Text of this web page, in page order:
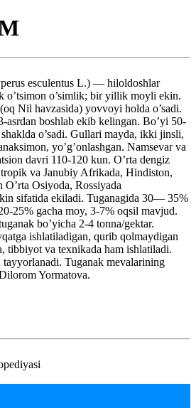
esculentus L.) — hiloldoshlar
o’tsimon o’simlik; bir yillik moyli ekin.
Nil havzasida) yovvoyi holda o’sadi.
asrdan boshlab ekib kelingan. Bo’yi 50-
o’sadi. Gullari mayda, ikki jinsli,
yo’g’onlashgan. Namsevar va
davri 110-120 kun. O’rta dengiz
va Janubiy Afrikada, Hindiston,
Osiyoda, Rossiyada
sifatida ekiladi. Tuganagida 30— 35%
25% gacha moy, 3-7% oqsil mavjud.
bo’yicha 2-4 tonna/gektar.
ishlatiladigan, qurib qolmaydigan
tibbiyot va texnikada ham ishlatiladi.
tayyorlanadi. Tuganak mevalarining
Yormatova.